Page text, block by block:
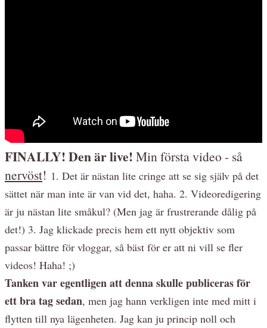
FINALLY! Den är live! Min första video - så
nervöst! 1. Det är nästan lite cringe att se sig själv på det
sättet när man inte är van vid det, haha. 2. Videoredigering
är ju nästan lite småkul? (Men jag är frustrerande dålig på
det!) 3. Jag klickade precis hem ett nytt objektiv som
passar bättre för vloggar, så bäst för er att ni vill se fler
videos! Haha! ;)
Tanken var egentligen att denna skulle publiceras för
ett bra tag sedan, men jag hann verkligen inte med mitt i
flytten till nya lägenheten. Jag kan ju princip noll och